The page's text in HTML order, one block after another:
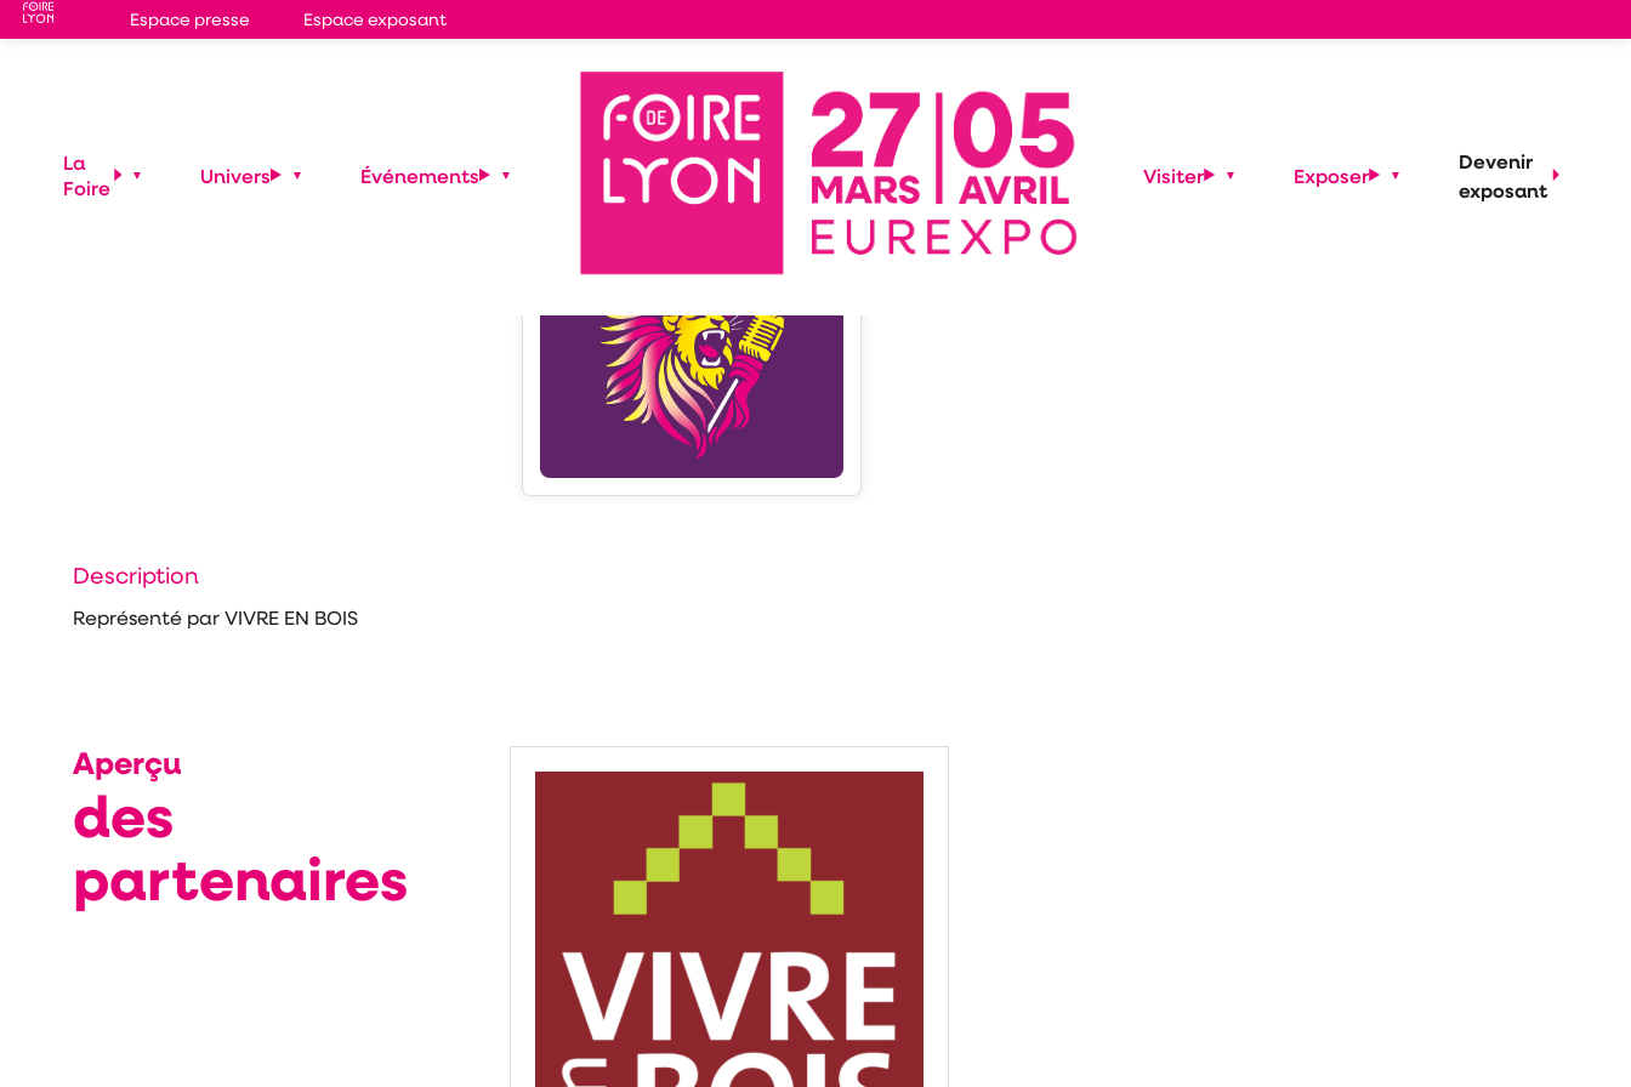
Espace presse Espace exposant
Durapin
Durapin
Description
Représenté par VIVRE EN BOIS
Aperçu
des
partenaires
La
Foire
Univers Événements Visiter Exposer
Devenir
exposant